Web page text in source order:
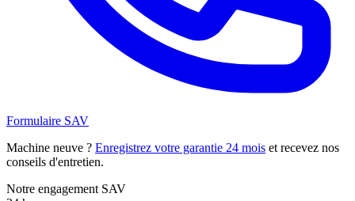
Formulaire SAV
Machine neuve ? Enregistrez votre garantie 24 mois et recevez nos
conseils d'entretien.
Notre engagement SAV